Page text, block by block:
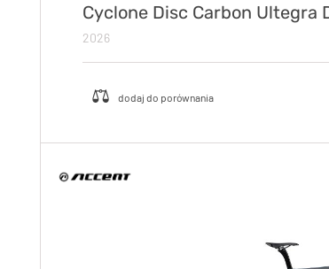
Cyclone Disc Carbon Ultegra
2026